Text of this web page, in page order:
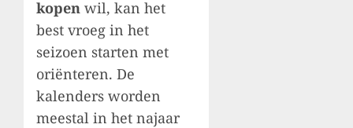
kopen wil, kan het
best vroeg in het
seizoen starten met
oriënteren. De
kalenders worden
meestal in het najaar